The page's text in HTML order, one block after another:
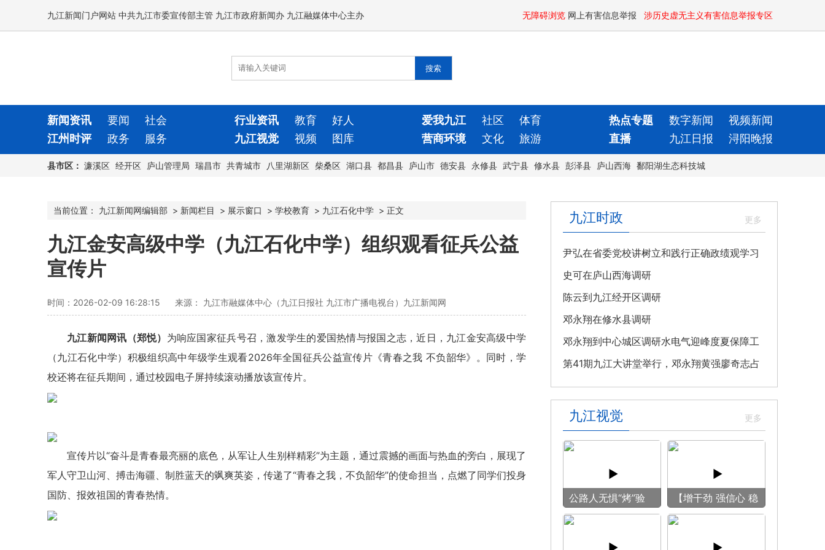
九江新闻门户网站 中共九江市委宣传部主管 九江市政府新闻办 九江融媒体中心主办 无障碍浏览 网上有害信息举报 涉历史虚无主义有害信息举报专区
新闻资讯 要闻 社会 行业资讯 教育 好人 爱我九江 社区 体育 热点专题 数字新闻
视频新闻
江州时评
政务 服务 九江视觉 视频 图库 营商环境 文化 旅游 直播 九江日报 浔阳晚报
县市区： 濂溪区 经开区 庐山管理局 瑞昌市 共青城市 八里湖新区 柴桑区 湖口县 都昌县 庐山市 德安县 永修县 武宁县 修水县 彭泽县 庐山西海 鄱阳湖生态科技城
当前位置： 九江新闻网编辑部 > 新闻栏目 > 展示窗口 > 学校教育 > 九江石化中学 > 正文
九江金安高级中学（九江石化中学）组织观看征兵公益
宣传片
时间：2026-02-09 16:28:15 来源： 九江市融媒体中心（九江日报社 九江市广播电视台）九江新闻网
九江新闻网讯（郑悦） 为响应国家征兵号召，激发学生的爱国热情与报国之志，近日，九江金安高级中学
（九江石化中学）积极组织高中年级学生观看2026年全国征兵公益宣传片《青春之我 不负韶华》。同时，学
校还将在征兵期间，通过校园电子屏持续滚动播放该宣传片。
宣传片以“奋斗是青春最亮丽的底色，从军让人生别样精彩”为主题，通过震撼的画面与热血的旁白，展现了
军人守卫山河、搏击海疆、制胜蓝天的飒爽英姿，传递了“青春之我，不负韶华”的使命担当，点燃了同学们投身
国防、报效祖国的青春热情。
九江时政
尹弘在省委党校讲树立和践行正确政绩观学习
教育专题党课
史可在庐山西海调研
陈云到九江经开区调研
邓永翔在修水县调研
邓永翔到中心城区调研水电气迎峰度夏保障工
作
第41期九江大讲堂举行，邓永翔黄强廖奇志占
勇出席
九江视觉
公路人无惧“烤”验
守护畅安旅途
【增干劲 强信心 稳
预期】赏古风游